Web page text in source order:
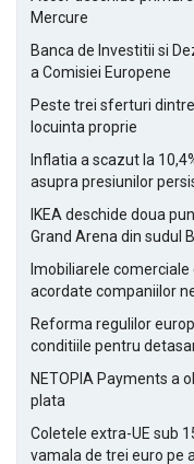
Mercure
Banca de Investitii si
a Comisiei Europene
Peste trei sferturi
locuinta proprie
Inflatia a scazut la
asupra presiunilor
IKEA deschide doua
Grand Arena din sudul
Imobiliarele
acordate companiilor
Reforma regulilor
conditiile pentru
NETOPIA Payments a
plata
Coletele extra-UE sub
vamala de trei euro pe